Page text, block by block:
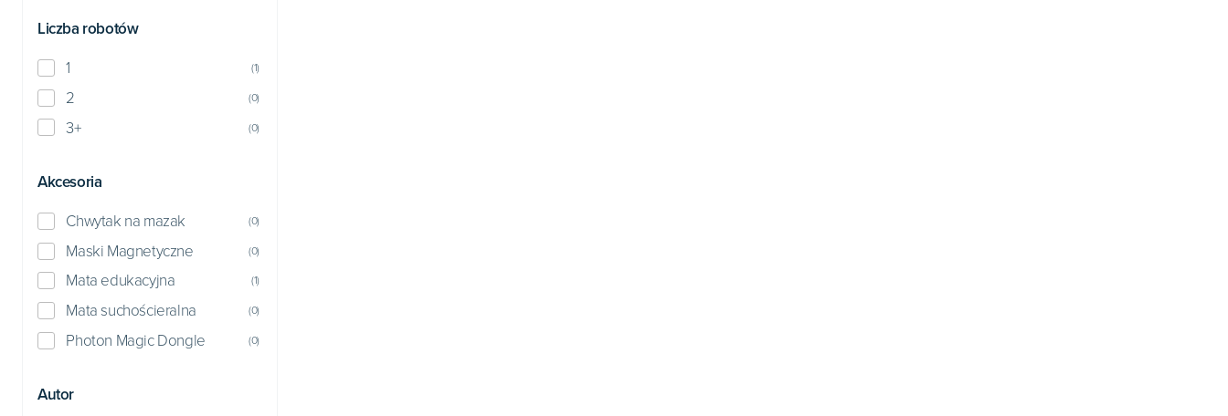
Liczba robotów
1 (1)
2 (0)
3+ (0)
Akcesoria
Chwytak na mazak (0)
Maski Magnetyczne (0)
Mata edukacyjna (1)
Mata suchościeralna (0)
Photon Magic Dongle (0)
Autor